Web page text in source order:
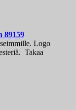
89159
Logo
Takaa